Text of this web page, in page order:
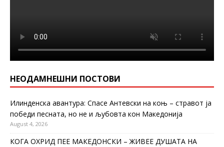
НЕОДАМНЕШНИ ПОСТОВИ
Илинденска авантура: Спасе Антевски на коњ – стравот ја
победи песната, но не и љубовта кон Македонија
August 4, 2026
КОГА ОХРИД ПЕЕ МАКЕДОНСКИ – ЖИВЕЕ ДУШАТА НА